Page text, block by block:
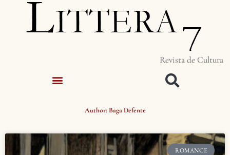
Revista de Cultura
Author: Baga Defente
ROMANCE